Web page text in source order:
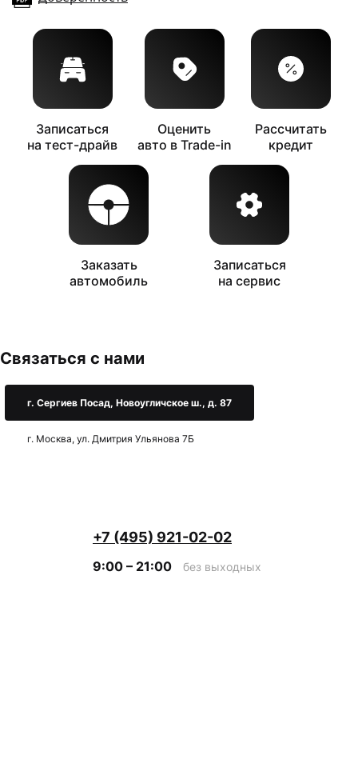
Записаться
на тест-драйв
Оценить
авто в Trade-in
Рассчитать
кредит
Заказать
автомобиль
Записаться
на сервис
Связаться с нами
г. Сергиев Посад, Новоугличское ш., д. 87
г. Москва, ул. Дмитрия Ульянова 7Б
+7 (495) 921-02-02
9:00 – 21:00 без выходных